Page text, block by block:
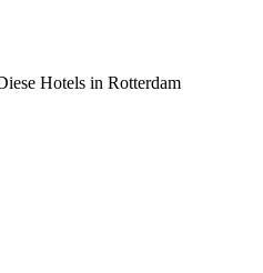
Hotels in Rotterdam